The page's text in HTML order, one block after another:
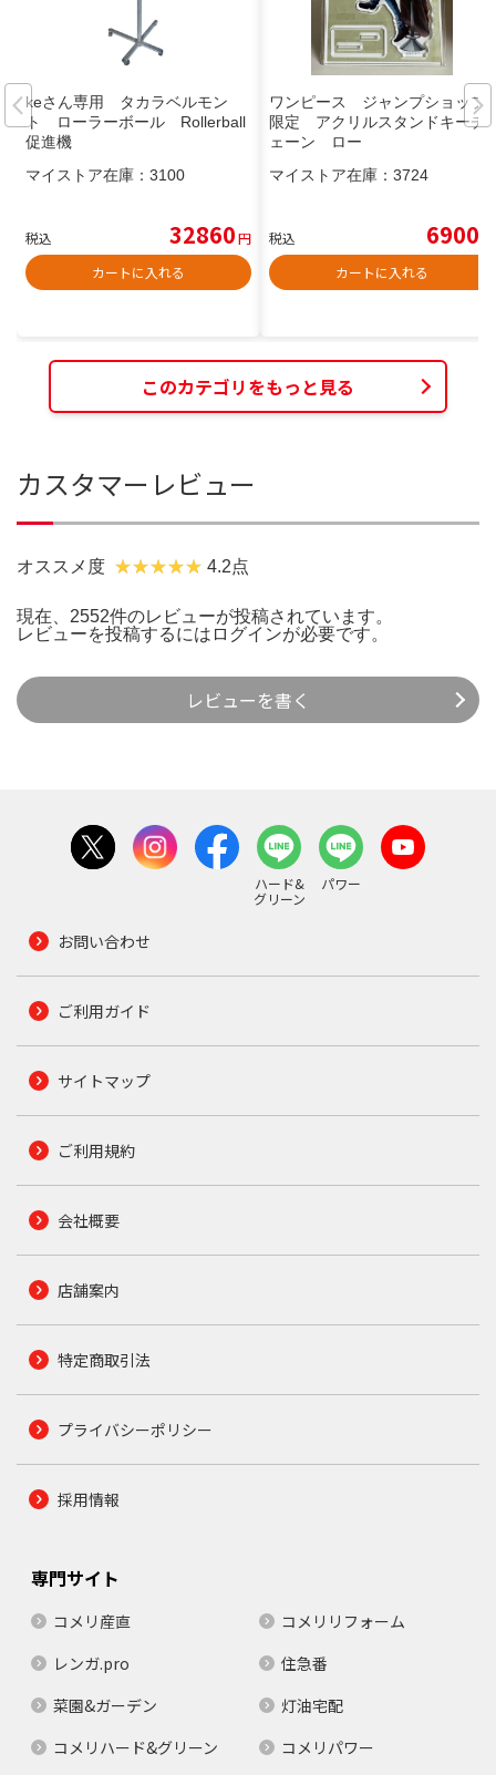
keさん専用 タカラベルモン
ト ローラーボール Rollerball
促進機
マイストア在庫： 3100
税込 32860円
カートに入れる
ワンピース ジャンプショップ
限定 アクリルスタンドキーチ
ェーン ロー
マイストア在庫： 3724
税込 6900
カートに入れる
このカテゴリをもっと見る
カスタマーレビュー
オススメ度 4.2点
現在、2552件のレビューが投稿されています。
レビューを投稿するには ログインが必要です。
レビューを書く
ハード&
グリーン
パワー
お問い合わせ
ご利用ガイド
サイトマップ
ご利用規約
会社概要
店舗案内
特定商取引法
プライバシーポリシー
採用情報
専門サイト
コメリ産直
コメリリフォーム
レンガ.pro
住急番
菜園&ガーデン
灯油宅配
コメリハード&グリーン
コメリパワー